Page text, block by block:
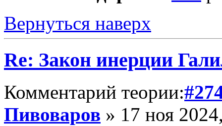
Вернуться наверх
Re: Закон инерции
Комментарий теории:
Пивоваров » 17 ноя